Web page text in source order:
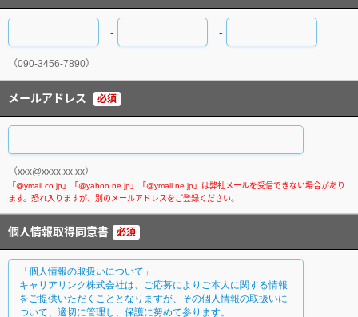
- -
（090-3456-7890）
メールアドレス 必須
（xxx@xxxx.xx.xx）
個人情報取得同意書 必須